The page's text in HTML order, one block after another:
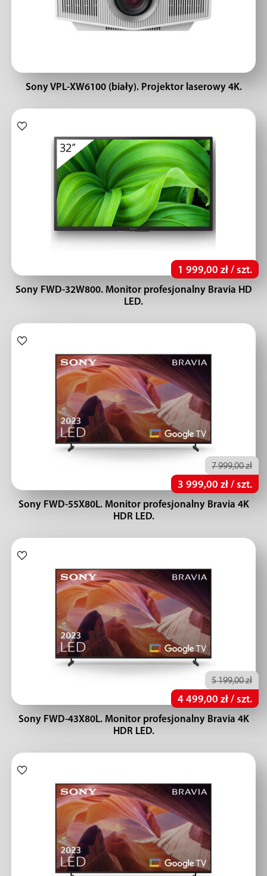
Sony VPL-XW6100 (biały). Projektor laserowy 4K.
1 999,00 zł / szt.
Sony FWD-32W800. Monitor profesjonalny Bravia HD
LED.
7 999,00 zł
3 999,00 zł / szt.
Sony FWD-55X80L. Monitor profesjonalny Bravia 4K
HDR LED.
5 199,00 zł
4 499,00 zł / szt.
Sony FWD-43X80L. Monitor profesjonalny Bravia 4K
HDR LED.